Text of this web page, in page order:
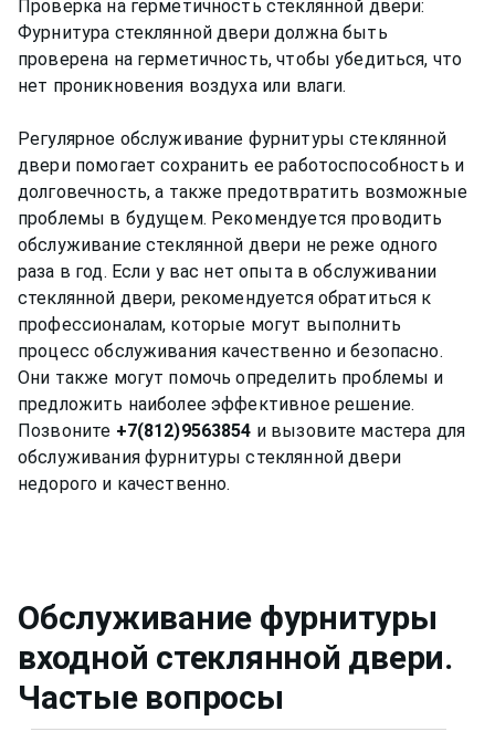
Проверка на герметичность стеклянной двери:
Фурнитура стеклянной двери должна быть
проверена на герметичность, чтобы убедиться, что
нет проникновения воздуха или влаги.
Регулярное обслуживание фурнитуры стеклянной
двери помогает сохранить ее работоспособность и
долговечность, а также предотвратить возможные
проблемы в будущем. Рекомендуется проводить
обслуживание стеклянной двери не реже одного
раза в год. Если у вас нет опыта в обслуживании
стеклянной двери, рекомендуется обратиться к
профессионалам, которые могут выполнить
процесс обслуживания качественно и безопасно.
Они также могут помочь определить проблемы и
предложить наиболее эффективное решение.
Позвоните +7(812)9563854 и вызовите мастера для
обслуживания фурнитуры стеклянной двери
Обслуживание фурнитуры
входной стеклянной двери.
Частые вопросы